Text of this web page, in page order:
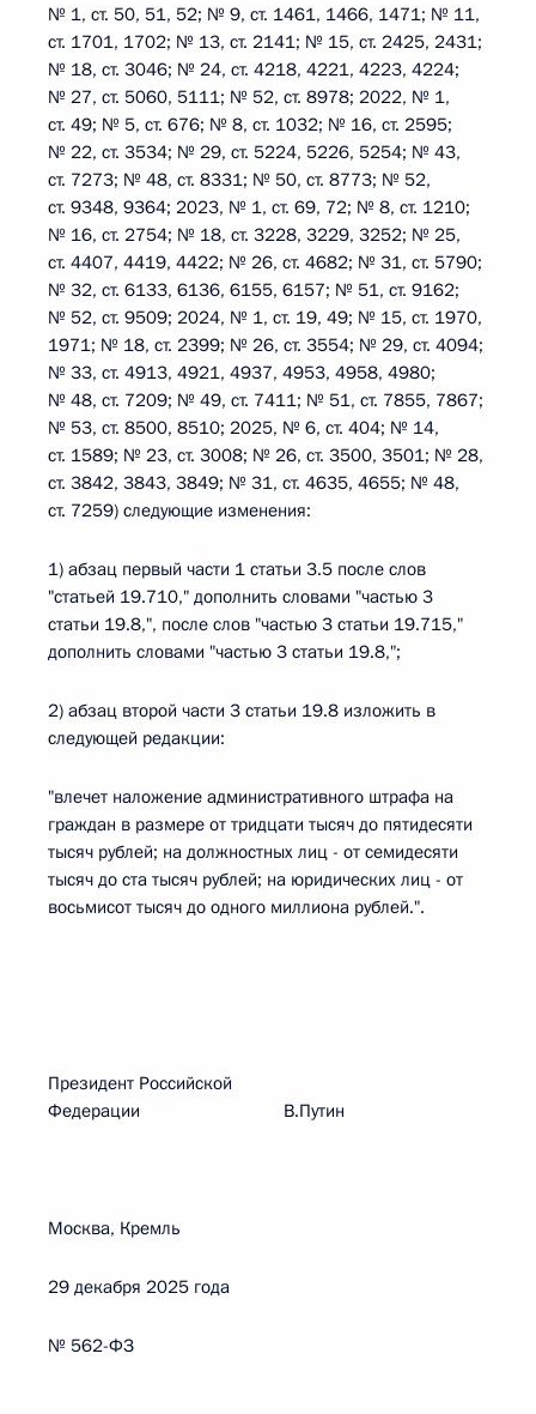
№ 1, ст. 50, 51, 52; № 9, ст. 1461, 1466, 1471; № 11,
ст. 1701, 1702; № 13, ст. 2141; № 15, ст. 2425, 2431;
№ 18, ст. 3046; № 24, ст. 4218, 4221, 4223, 4224;
№ 27, ст. 5060, 5111; № 52, ст. 8978; 2022, № 1,
ст. 49; № 5, ст. 676; № 8, ст. 1032; № 16, ст. 2595;
№ 22, ст. 3534; № 29, ст. 5224, 5226, 5254; № 43,
ст. 7273; № 48, ст. 8331; № 50, ст. 8773; № 52,
ст. 9348, 9364; 2023, № 1, ст. 69, 72; № 8, ст. 1210;
№ 16, ст. 2754; № 18, ст. 3228, 3229, 3252; № 25,
ст. 4407, 4419, 4422; № 26, ст. 4682; № 31, ст. 5790;
№ 32, ст. 6133, 6136, 6155, 6157; № 51, ст. 9162;
№ 52, ст. 9509; 2024, № 1, ст. 19, 49; № 15, ст. 1970,
1971; № 18, ст. 2399; № 26, ст. 3554; № 29, ст. 4094;
№ 33, ст. 4913, 4921, 4937, 4953, 4958, 4980;
№ 48, ст. 7209; № 49, ст. 7411; № 51, ст. 7855, 7867;
№ 53, ст. 8500, 8510; 2025, № 6, ст. 404; № 14,
ст. 1589; № 23, ст. 3008; № 26, ст. 3500, 3501; № 28,
ст. 3842, 3843, 3849; № 31, ст. 4635, 4655; № 48,
ст. 7259) следующие изменения:
1) абзац первый части 1 статьи 3.5 после слов
"статьей 19.710," дополнить словами "частью 3
статьи 19.8,", после слов "частью 3 статьи 19.715,"
дополнить словами "частью 3 статьи 19.8,";
2) абзац второй части 3 статьи 19.8 изложить в
следующей редакции:
"влечет наложение административного штрафа на
граждан в размере от тридцати тысяч до пятидесяти
тысяч рублей; на должностных лиц - от семидесяти
тысяч до ста тысяч рублей; на юридических лиц - от
восьмисот тысяч до одного миллиона рублей.".
Президент Российской
Федерации В.Путин
Москва, Кремль
29 декабря 2025 года
№ 562-ФЗ